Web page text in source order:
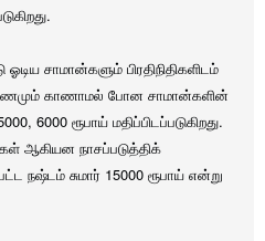
சாமான்களும் பிரதிநிதிகளிடம்
பணமும் காணாமல் போன சாமான்களின்
6000 ரூபாய் மதிப்பிடப்படுகிறது.
ஆகியன நாசப்படுத்திக்
சுமார் 15000 ரூபாய் என்று